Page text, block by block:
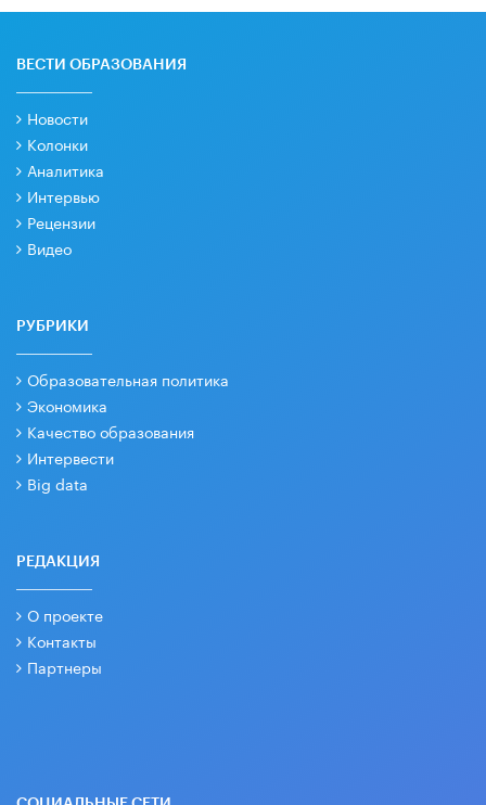
ВЕСТИ ОБРАЗОВАНИЯ
Новости
Колонки
Аналитика
Интервью
Рецензии
Видео
РУБРИКИ
Образовательная политика
Экономика
Качество образования
Интервести
Big data
РЕДАКЦИЯ
О проекте
Контакты
Партнеры